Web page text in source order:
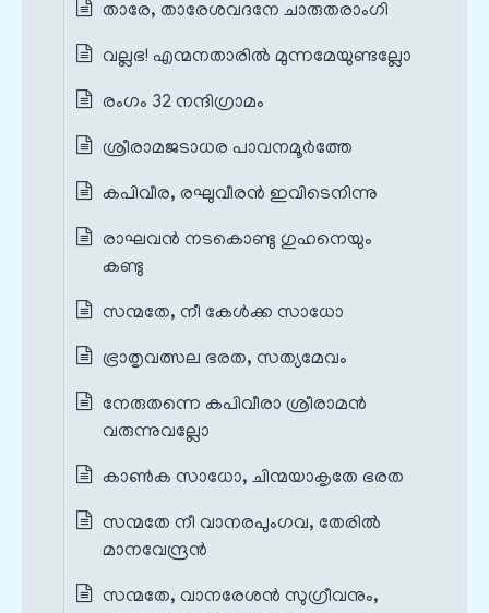
താരേ, താരേശവദനേ ചാരുതരാംഗി
വല്ലഭ! എന്മനതാരിൽ മുന്നമേയുണ്ടല്ലോ
രംഗം 32 നന്ദിഗ്രാമം
ശ്രീരാമജടാധര പാവനമൂർത്തേ
കപിവീര, രഘുവീരൻ ഇവിടെനിന്നു
രാഘവൻ നടകൊണ്ടു ഗുഹനെയും
കണ്ടു
സന്മതേ, നീ കേൾക്ക സാധോ
ഭ്രാതൃവത്സല ഭരത, സത്യമേവം
നേരുതന്നെ കപിവീരാ ശ്രീരാമൻ
വരുന്നുവല്ലോ
കാൺക സാധോ, ചിന്മയാകൃതേ ഭരത
സന്മതേ നീ വാനരപുംഗവ, തേരിൽ
മാനവേന്ദ്രൻ
സന്മതേ, വാനരേശൻ സുഗ്രീവനും,